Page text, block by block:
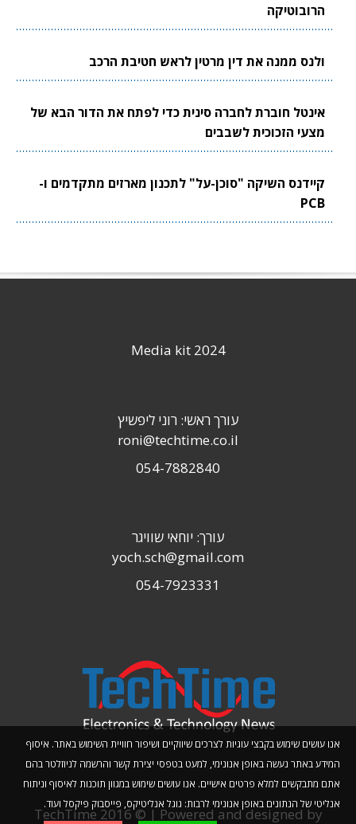
הרובוטיקה
ולנס ממנה את דין מרטין לראש חטיבת הרכב
אינטל חוברת לחברה סינית כדי לפתח את הדור הבא של
מצעי הזכוכית לשבבים
קיידנס השיקה "סוכן-על" לתכנון מארזים מתקדמים ו-
PCB
אנו עושים שימוש בקבצי עוגיות לצרכים שיווקיים ושיפור חוויית השימוש באתר. איסוף
המידע באתר נעשה באופן אנונימי, למעט בטפסי יצירת קשר והרשמה לניוזלטר בהם
אתם מתבקשים למלא פרטים אישיים. אנו עושים שימוש במגוון תוכנות לאיסוף וניתוח
אנליטי של הנתונים באופן אנונימי לרבות: גוגל אנליטיקס, פייסבוק פיקסל ועוד.
Media kit 2024
עורך ראשי: רוני ליפשיץ
roni@techtime.co.il
054-7882840
עורך: יוחאי שוויגר
yoch.sch@gmail.com
054-7923331
TechTime 2016 © | Powered and designed by